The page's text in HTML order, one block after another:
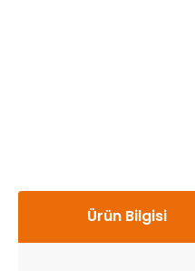
Ürün Bilgisi